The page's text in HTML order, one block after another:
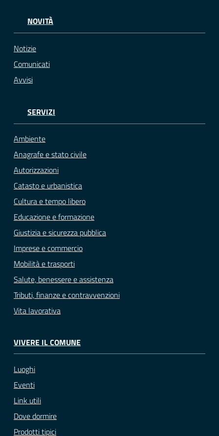
NOVITÀ
Notizie
Comunicati
Avvisi
SERVIZI
Ambiente
Anagrafe e stato civile
Autorizzazioni
Catasto e urbanistica
Cultura e tempo libero
Educazione e formazione
Giustizia e sicurezza pubblica
Imprese e commercio
Mobilità e trasporti
Salute, benessere e assistenza
Tributi, finanze e contravvenzioni
Vita lavorativa
VIVERE IL COMUNE
Luoghi
Eventi
Link utili
Dove dormire
Prodotti tipici